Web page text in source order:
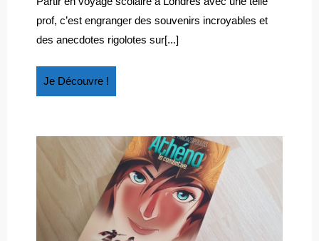
LONDRES
prof, c’est engranger des souvenirs incroyables et
des anecdotes rigolotes sur[...]
Je Découvre !
Découvre